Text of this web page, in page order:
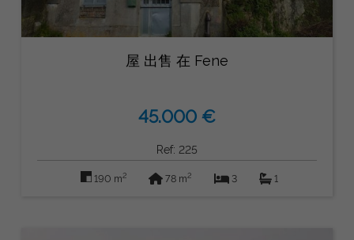
屋 出售 在 Fene
45.000 €
Ref: 225
190 m2 78 m2 3 1